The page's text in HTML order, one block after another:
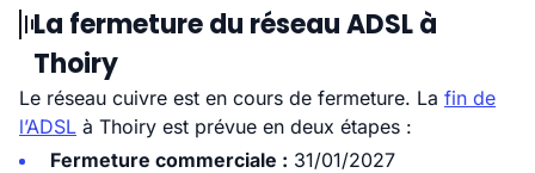
La fermeture du réseau ADSL à
Thoiry
Le réseau cuivre est en cours de fermeture. La fin de
l’ADSL à Thoiry est prévue en deux étapes :
Fermeture commerciale : 31/01/2027